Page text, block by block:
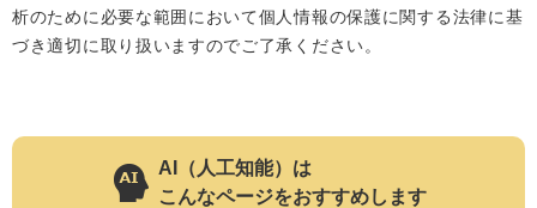
析のために必要な範囲において個人情報の保護に関する法律に基
づき適切に取り扱いますのでご了承ください。
AI（人工知能）は
こんなページをおすすめします